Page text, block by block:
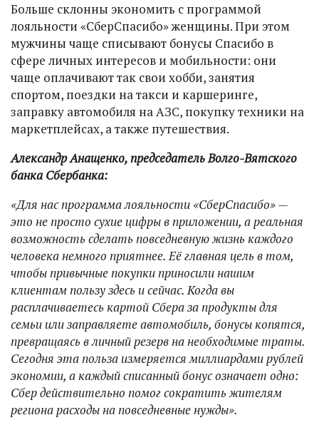
Больше склонны экономить с программой
лояльности «СберСпасибо» женщины. При этом
мужчины чаще списывают бонусы Спасибо в
сфере личных интересов и мобильности: они
чаще оплачивают так свои хобби, занятия
спортом, поездки на такси и каршеринге,
заправку автомобиля на АЗС, покупку техники на
маркетплейсах, а также путешествия.
Александр Анащенко, председатель Волго-Вятского
банка Сбербанка:
«Для нас программа лояльности «СберСпасибо» —
это не просто сухие цифры в приложении, а реальная
возможность сделать повседневную жизнь каждого
человека немного приятнее. Её главная цель в том,
чтобы привычные покупки приносили нашим
клиентам пользу здесь и сейчас. Когда вы
расплачиваетесь картой Сбера за продукты для
семьи или заправляете автомобиль, бонусы копятся,
превращаясь в личный резерв на необходимые траты.
Сегодня эта польза измеряется миллиардами рублей
экономии, а каждый списанный бонус означает одно:
Сбер действительно помог сократить жителям
региона расходы на повседневные нужды».